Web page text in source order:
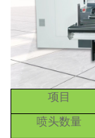
项目
喷头数量